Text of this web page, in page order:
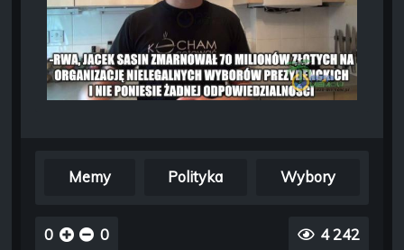
Memy Polityka Wybory
0 0 4 242